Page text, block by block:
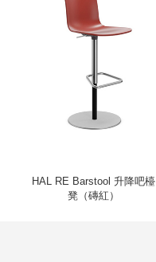
HAL RE Barstool 升降吧檯
凳（磚紅）